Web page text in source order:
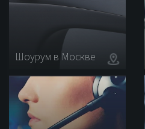
Шоурум в Москве